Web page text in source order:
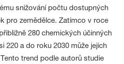
snižování počtu dostupných
pro zemědělce. Zatímco v roce
280 chemických účinných
220 a do roku 2030 může jejich
trend podle autorů studie